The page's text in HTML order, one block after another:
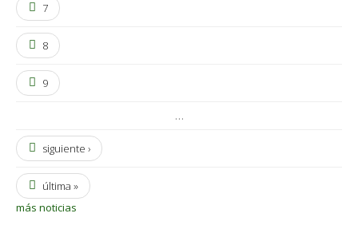
7
8
9
…
siguiente ›
última »
más noticias